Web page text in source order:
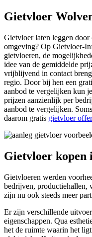
Gietvloer
Gietvloer laten leggen door
omgeving? Op Gietvloer-
gietvloeren, de
idee van de gemiddelde
vrijblijvend in contact
regio. Door bij hen een
aanbod te vergelijken kun
prijzen aanzienlijk per
aanbod te vergelijken.
daarom gratis gietvloer
Gietvloer kopen
Gietvloeren werden
bedrijven, productiehallen,
zijn nu ook steeds meer
Er zijn verschillende
eigenschappen. Qua
het de ruimte waarin het